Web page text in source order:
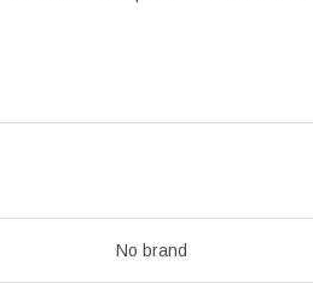
No brand